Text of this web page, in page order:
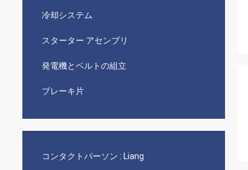
冷却システム
スターター アセンブリ
発電機とベルトの組立
ブレーキ片
コンタクトパーソン : Liang